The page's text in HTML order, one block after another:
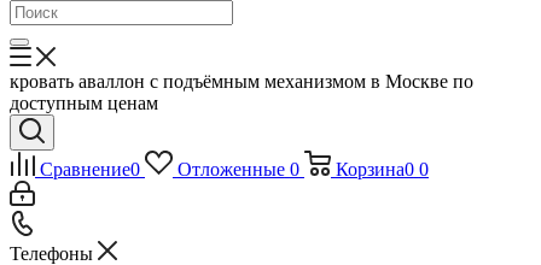
кровать аваллон с подъёмным механизмом в Москве по
доступным ценам
Сравнение0 Отложенные 0 Корзина0 0
Телефоны